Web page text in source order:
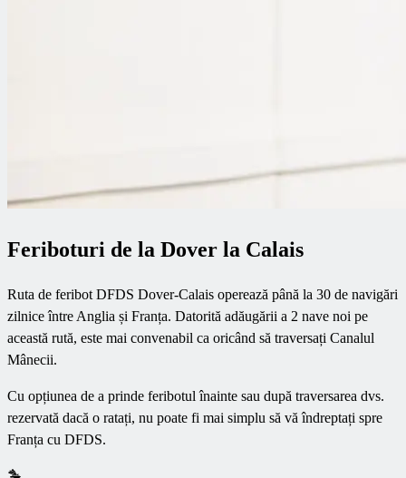
Feriboturi de la Dover la Calais
Ruta de feribot DFDS Dover-Calais operează până la 30 de navigări
zilnice între Anglia și Franța. Datorită adăugării a 2 nave noi pe
această rută, este mai convenabil ca oricând să traversați Canalul
Mânecii.
Cu opțiunea de a prinde feribotul înainte sau după traversarea dvs.
rezervată dacă o ratați, nu poate fi mai simplu să vă îndreptați spre
Franța cu DFDS.